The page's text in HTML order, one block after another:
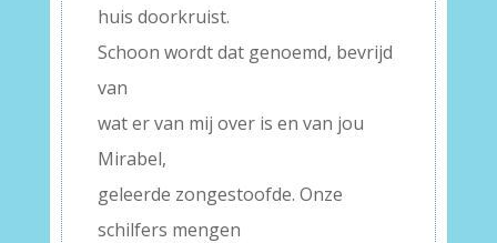
huis doorkruist.
Schoon wordt dat genoemd, bevrijd
van
wat er van mij over is en van jou
Mirabel,
geleerde zongestoofde. Onze
schilfers mengen